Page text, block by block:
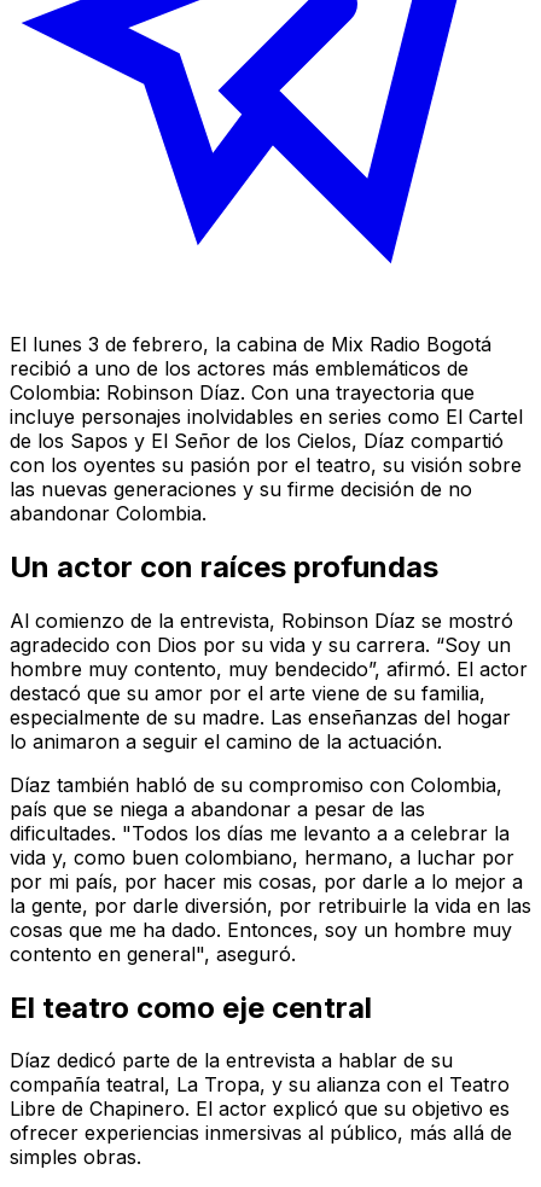
El lunes 3 de febrero, la cabina de Mix Radio Bogotá
recibió a uno de los actores más emblemáticos de
Colombia: Robinson Díaz. Con una trayectoria que
incluye personajes inolvidables en series como El Cartel
de los Sapos y El Señor de los Cielos, Díaz compartió
con los oyentes su pasión por el teatro, su visión sobre
las nuevas generaciones y su firme decisión de no
abandonar Colombia.
Un actor con raíces profundas
Al comienzo de la entrevista, Robinson Díaz se mostró
agradecido con Dios por su vida y su carrera. “Soy un
hombre muy contento, muy bendecido”, afirmó. El actor
destacó que su amor por el arte viene de su familia,
especialmente de su madre. Las enseñanzas del hogar
lo animaron a seguir el camino de la actuación.
Díaz también habló de su compromiso con Colombia,
país que se niega a abandonar a pesar de las
dificultades. "Todos los días me levanto a a celebrar la
vida y, como buen colombiano, hermano, a luchar por
por mi país, por hacer mis cosas, por darle a lo mejor a
la gente, por darle diversión, por retribuirle la vida en las
cosas que me ha dado. Entonces, soy un hombre muy
contento en general", aseguró.
El teatro como eje central
Díaz dedicó parte de la entrevista a hablar de su
compañía teatral, La Tropa, y su alianza con el Teatro
Libre de Chapinero. El actor explicó que su objetivo es
ofrecer experiencias inmersivas al público, más allá de
simples obras.